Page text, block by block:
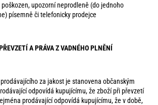
poškozen, upozorní neprodleně (do jednoho
písemně či telefonicky prodejce
A PRÁVA Z VADNÉHO PLNĚNÍ
za jakost je stanovena občanským
odpovídá kupujícímu, že zboží při převzetí
prodávající odpovídá kupujícímu, že v době,